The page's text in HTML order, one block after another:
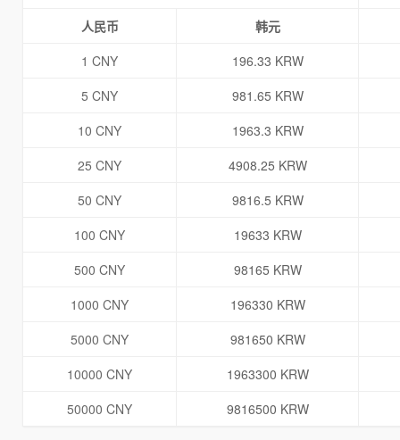
人民币
韩元
1 CNY
196.33 KRW
5 CNY
981.65 KRW
10 CNY
1963.3 KRW
25 CNY
4908.25 KRW
50 CNY
9816.5 KRW
100 CNY
19633 KRW
500 CNY
98165 KRW
1000 CNY
196330 KRW
5000 CNY
981650 KRW
10000 CNY
1963300 KRW
50000 CNY
9816500 KRW